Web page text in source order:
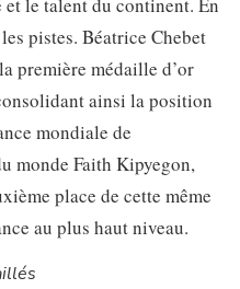
le talent du continent. En
pistes. Béatrice Chebet
première médaille d’or
ainsi la position
mondiale de
monde Faith Kipyegon,
place de cette même
au plus haut niveau.